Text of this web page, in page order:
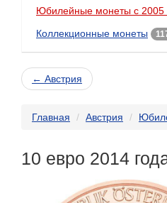
Юбилейные монеты с 2005
Коллекционные монеты
← Австрия
Главная Австрия
10 евро 2014